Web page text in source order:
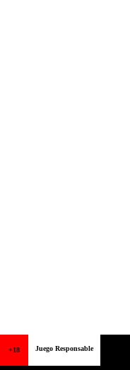
+18 Juego Responsable